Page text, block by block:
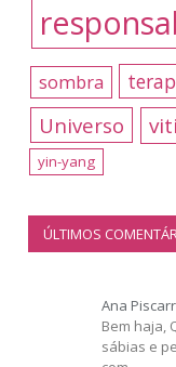
sombra
Universo
yin-yang
ÚLTIMOS
Ana
Bem haja,
sábias e